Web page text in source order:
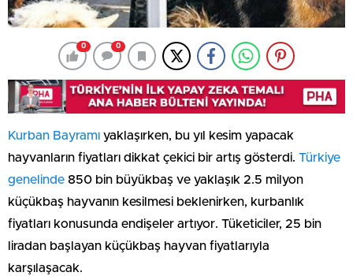
0 0
Kurban Bayramı yaklaşırken, bu yıl kesim yapacak
hayvanların fiyatları dikkat çekici bir artış gösterdi. Türkiye
genelinde 850 bin büyükbaş ve yaklaşık 2.5 milyon
küçükbaş hayvanın kesilmesi beklenirken, kurbanlık
fiyatları konusunda endişeler artıyor. Tüketiciler, 25 bin
liradan başlayan küçükbaş hayvan fiyatlarıyla
karşılaşacak.